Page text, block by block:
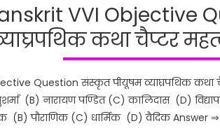
VVI Objective
कथा चैप्टर
Question संस्कृत पीयूषम व्याघ्रपथिक कथा
(B) नारायण पण्डित (C) कालिदास (D)
(B) पौराणिक (C) धार्मिक (D) वैदिक Answer